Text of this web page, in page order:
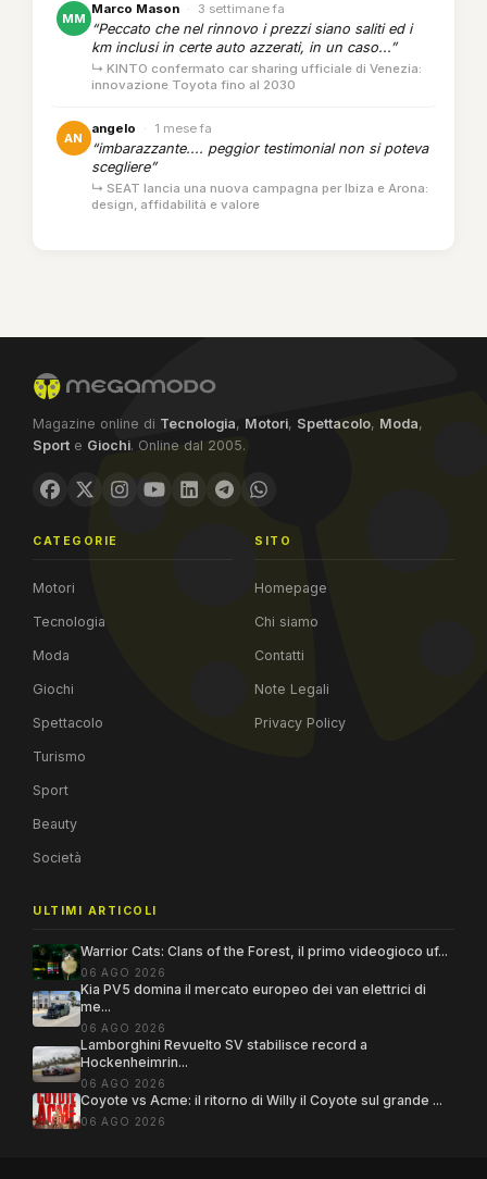
MM
Marco Mason · 3 settimane fa
“Peccato che nel rinnovo i prezzi siano saliti ed i
km inclusi in certe auto azzerati, in un caso...”
↳ KINTO confermato car sharing ufficiale di Venezia:
innovazione Toyota fino al 2030
AN
angelo · 1 mese fa
“imbarazzante.... peggior testimonial non si poteva
scegliere”
↳ SEAT lancia una nuova campagna per Ibiza e Arona:
design, affidabilità e valore
Magazine online di Tecnologia, Motori, Spettacolo, Moda,
Sport e Giochi. Online dal 2005.
CATEGORIE
Motori
Tecnologia
Moda
Giochi
Spettacolo
Turismo
Sport
Beauty
Società
SITO
Homepage
Chi siamo
Contatti
Note Legali
Privacy Policy
ULTIMI ARTICOLI
Warrior Cats: Clans of the Forest, il primo videogioco uf...
06 AGO 2026
Kia PV5 domina il mercato europeo dei van elettrici di
me...
06 AGO 2026
Lamborghini Revuelto SV stabilisce record a
Hockenheimrin...
06 AGO 2026
Coyote vs Acme: il ritorno di Willy il Coyote sul grande ...
06 AGO 2026